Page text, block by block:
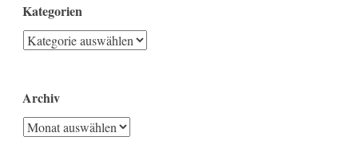
Kategorien
Kategorien
Archiv
Archiv